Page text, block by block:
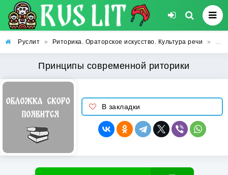
Руслит » Риторика. Ораторское искусство. Культура речи »
Принципы современной риторики
В закладки